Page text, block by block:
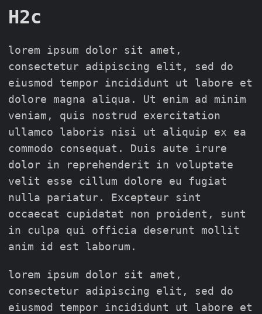
H2c
lorem ipsum dolor sit amet,
consectetur adipiscing elit, sed do
eiusmod tempor incididunt ut labore et
dolore magna aliqua. Ut enim ad minim
veniam, quis nostrud exercitation
ullamco laboris nisi ut aliquip ex ea
commodo consequat. Duis aute irure
dolor in reprehenderit in voluptate
velit esse cillum dolore eu fugiat
nulla pariatur. Excepteur sint
occaecat cupidatat non proident, sunt
in culpa qui officia deserunt mollit
anim id est laborum.
lorem ipsum dolor sit amet,
consectetur adipiscing elit, sed do
eiusmod tempor incididunt ut labore et